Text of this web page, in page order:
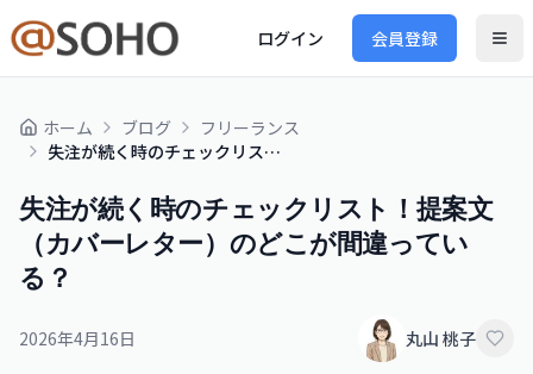
ログイン 会員登録
ホーム ブログ
フリーランス
失注が続く時のチェックリスト！提案文（カバーレター）のどこが間違っている？
失注が続く時のチェックリスト！提案文
（カバーレター）のどこが間違ってい
る？
2026年4月16日 丸山 桃子